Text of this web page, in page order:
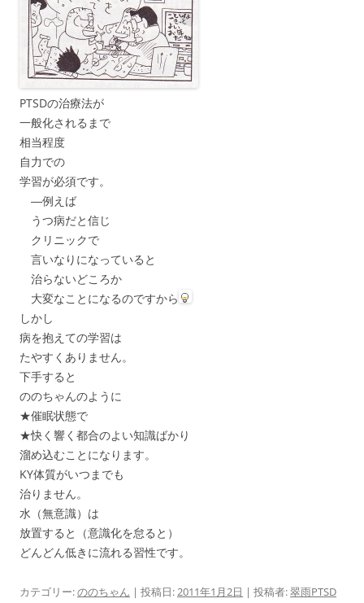
PTSDの治療法が
一般化されるまで
相当程度
自力での
学習が必須です。
―例えば
うつ病だと信じ
クリニックで
言いなりになっていると
治らないどころか
大変なことになるのですから
しかし
病を抱えての学習は
たやすくありません。
下手すると
ののちゃんのように
★催眠状態で
★快く響く都合のよい知識ばかり
溜め込むことになります。
KY体質がいつまでも
治りません。
水（無意識）は
放置すると（意識化を怠ると）
どんどん低きに流れる習性です。
カテゴリー:ののちゃん | 投稿日:2011年1月2日 | 投稿者:翠雨PTSD